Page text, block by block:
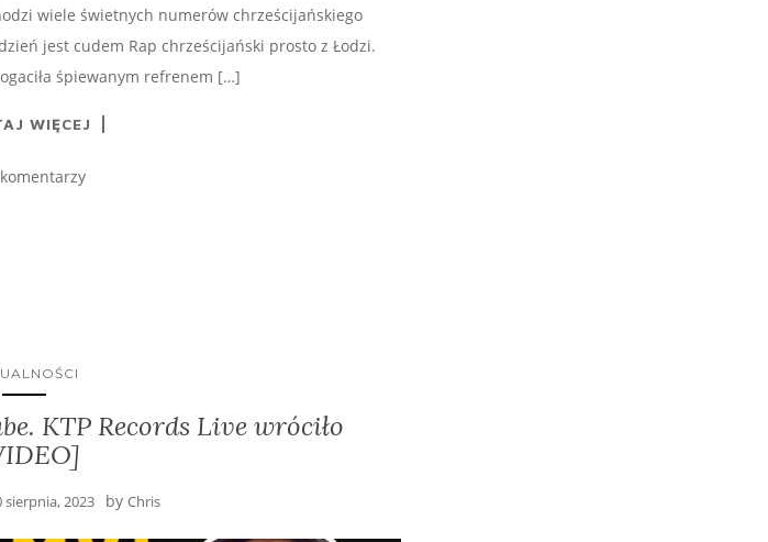
wiele świetnych numerów chrześcijańskiego
jest cudem Rap chrześcijański prosto z Łodzi.
śpiewanym refrenem […]
WIĘCEJ
KTP Records Live wróciło
sierpnia, 2023 by Chris